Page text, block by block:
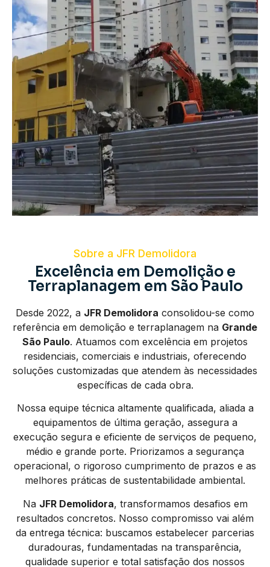
Sobre a JFR Demolidora
Excelência em Demolição e
Terraplanagem em São Paulo
Desde 2022, a JFR Demolidora consolidou-se como
referência em demolição e terraplanagem na Grande
São Paulo. Atuamos com excelência em projetos
residenciais, comerciais e industriais, oferecendo
soluções customizadas que atendem às necessidades
específicas de cada obra.
Nossa equipe técnica altamente qualificada, aliada a
equipamentos de última geração, assegura a
execução segura e eficiente de serviços de pequeno,
médio e grande porte. Priorizamos a segurança
operacional, o rigoroso cumprimento de prazos e as
melhores práticas de sustentabilidade ambiental.
Na JFR Demolidora, transformamos desafios em
resultados concretos. Nosso compromisso vai além
da entrega técnica: buscamos estabelecer parcerias
duradouras, fundamentadas na transparência,
qualidade superior e total satisfação dos nossos